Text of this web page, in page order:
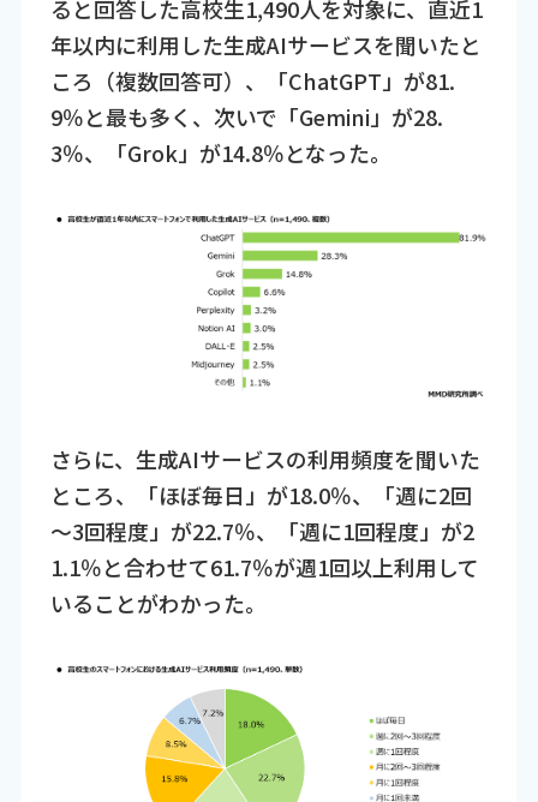
ると回答した高校生1,490人を対象に、直近1
年以内に利用した生成AIサービスを聞いたと
ころ（複数回答可）、「ChatGPT」が81.
9％と最も多く、次いで「Gemini」が28.
3％、「Grok」が14.8％となった。
さらに、生成AIサービスの利用頻度を聞いた
ところ、「ほぼ毎日」が18.0％、「週に2回
～3回程度」が22.7％、「週に1回程度」が2
1.1％と合わせて61.7％が週1回以上利用して
いることがわかった。